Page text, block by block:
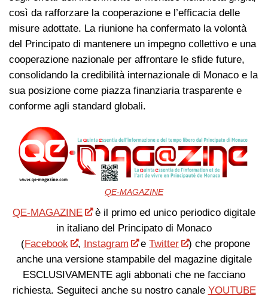
così da rafforzare la cooperazione e l’efficacia delle
misure adottate. La riunione ha confermato la volontà
del Principato di mantenere un impegno collettivo e una
cooperazione nazionale per affrontare le sfide future,
consolidando la credibilità internazionale di Monaco e la
sua posizione come piazza finanziaria trasparente e
conforme agli standard globali.
QE-MAGAZINE
QE-MAGAZINE
è il primo ed unico periodico digitale
in italiano del Principato di Monaco
(Facebook , Instagram eTwitter
) che propone
anche una versione stampabile del magazine digitale
ESCLUSIVAMENTE agli abbonati che ne facciano
richiesta. Seguiteci anche su nostro canale YOUTUBE